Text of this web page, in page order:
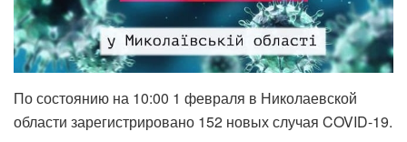
По состоянию на 10:00 1 февраля в Николаевской
области зарегистрировано 152 новых случая COVID-19.